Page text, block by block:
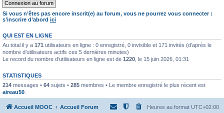
Si vous n’êtes pas encore inscrit(e) au forum, vous ne pourrez vous connecter :
s’inscrire d’abord ici
QUI EST EN LIGNE
Au total il y a 171 utilisateurs en ligne : 0 enregistré, 0 invisible et 171 invités (d’après le
nombre d’utilisateurs actifs ces 5 dernières minutes)
Le record du nombre d’utilisateurs en ligne est de 1220 , le 15 juin 2026, 01:31
STATISTIQUES
214 messages • 64 sujets • 285 membres • Le membre enregistré le plus récent est
aireau50
Accueil MOOC Accueil Forum Heures au format UTC+02:00